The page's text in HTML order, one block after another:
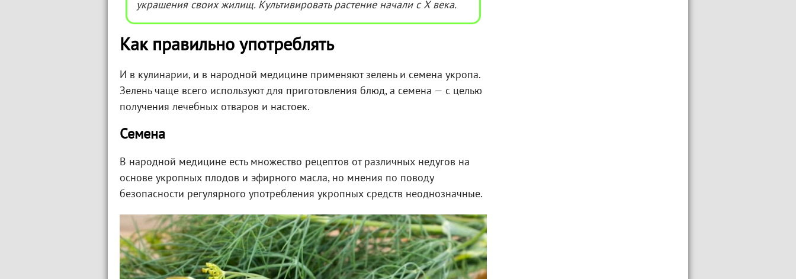
украшения своих жилищ. Культивировать растение начали с Х века.
Как правильно употреблять
И в кулинарии, и в народной медицине применяют зелень и семена укропа.
Зелень чаще всего используют для приготовления блюд, а семена — с целью
получения лечебных отваров и настоек.
Семена
В народной медицине есть множество рецептов от различных недугов на
основе укропных плодов и эфирного масла, но мнения по поводу
безопасности регулярного употребления укропных средств неоднозначные.